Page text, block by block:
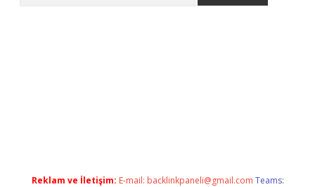
Reklam ve İletişim: E-mail: backlinkpaneli@gmail.com Teams: